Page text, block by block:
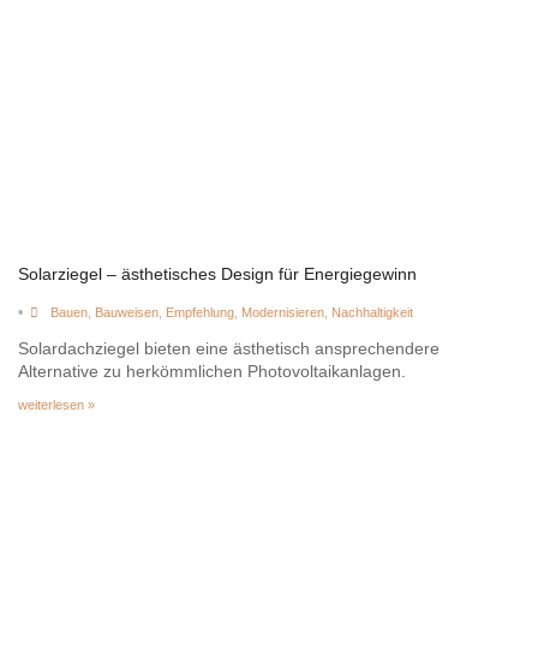
Solarziegel – ästhetisches Design für Energiegewinn
• Bauen, Bauweisen, Empfehlung, Modernisieren, Nachhaltigkeit
Solardachziegel bieten eine ästhetisch ansprechendere
Alternative zu herkömmlichen Photovoltaikanlagen.
weiterlesen »